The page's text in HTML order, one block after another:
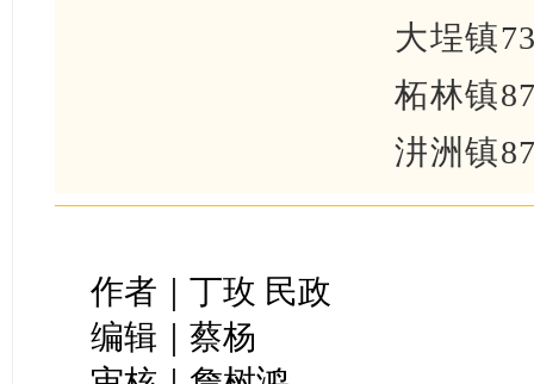
大埕镇
柘林镇
汫洲镇
作者｜丁玫 民政
编辑｜蔡杨